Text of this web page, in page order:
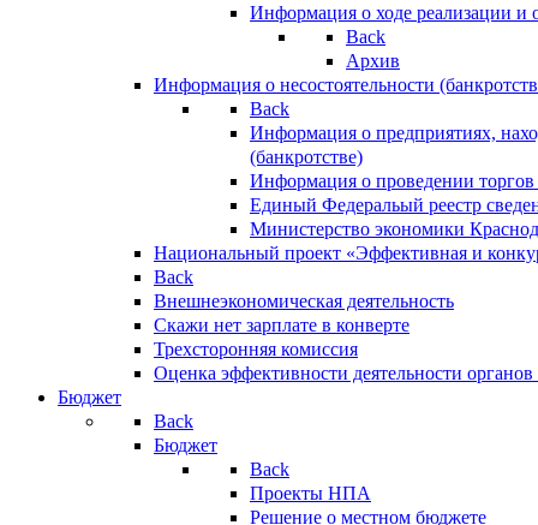
Информация о ходе реализации
Back
Архив
Информация о несостоятельности
Back
Информация о предприятиях,
(банкротстве)
Информация о проведении
Единый Федеральый реестр
Министерство экономики
Национальный проект «Эффективная и
Back
Внешнеэкономическая деятельность
Скажи нет зарплате в конверте
Трехсторонняя комиссия
Оценка эффективности деятельности
Бюджет
Back
Бюджет
Back
Проекты НПА
Решение о местном бюджете